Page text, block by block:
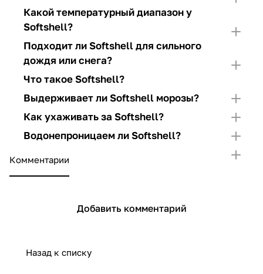
Какой температурный диапазон у
Softshell?
Подходит ли Softshell для сильного
дождя или снега?
Что такое Softshell?
Выдерживает ли Softshell морозы?
Как ухаживать за Softshell?
Водонепроницаем ли Softshell?
Комментарии
Добавить комментарий
Назад к списку